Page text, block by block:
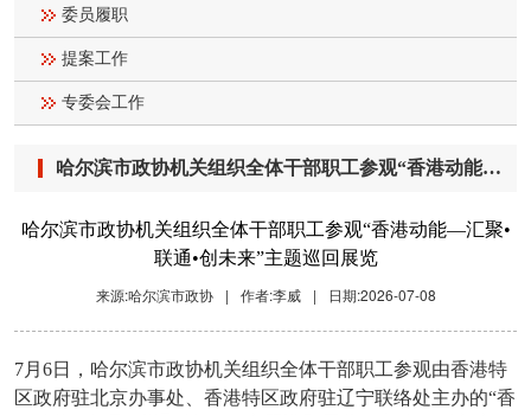
委员履职
提案工作
专委会工作
哈尔滨市政协机关组织全体干部职工参观“香港动能—汇聚•联通•创未来”主题巡回展览
哈尔滨市政协机关组织全体干部职工参观“香港动能—汇聚•
联通•创未来”主题巡回展览
来源:哈尔滨市政协
| 作者:李威 | 日期:2026-07-08
7月6日，哈尔滨市政协机关组织全体干部职工参观由香港特
区政府驻北京办事处、香港特区政府驻辽宁联络处主办的“香